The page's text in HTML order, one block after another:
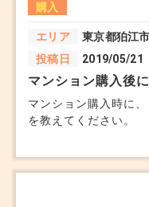
購入
エリア
東京都狛江市
投稿日
2019/05/21
マンション購入後
マンション購入時に
を教えてください。